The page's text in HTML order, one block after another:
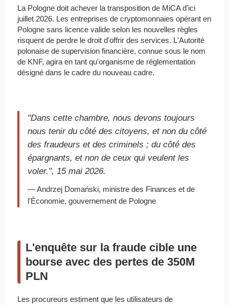
La Pologne doit achever la transposition de MiCA d'ici
juillet 2026. Les entreprises de cryptomonnaies opérant en
Pologne sans licence valide selon les nouvelles règles
risquent de perdre le droit d'offrir des services. L'Autorité
polonaise de supervision financière, connue sous le nom
de KNF, agira en tant qu'organisme de réglementation
désigné dans le cadre du nouveau cadre.
"Dans cette chambre, nous devons toujours
nous tenir du côté des citoyens, et non du côté
des fraudeurs et des criminels ; du côté des
épargnants, et non de ceux qui veulent les
voler.", 15 mai 2026.
— Andrzej Domański, ministre des Finances et de
l'Économie, gouvernement de Pologne
L'enquête sur la fraude cible une
bourse avec des pertes de 350M
PLN
Les procureurs estiment que les utilisateurs de